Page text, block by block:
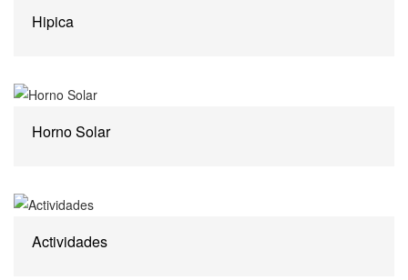
Hipica
Horno Solar
Actividades